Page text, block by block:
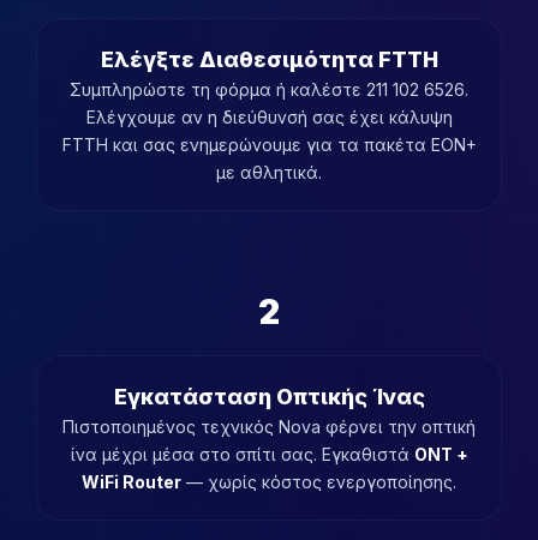
Ελέγξτε Διαθεσιμότητα FTTH
Συμπληρώστε τη φόρμα ή καλέστε 211 102 6526.
Ελέγχουμε αν η διεύθυνσή σας έχει κάλυψη
FTTH και σας ενημερώνουμε για τα πακέτα EON+
με αθλητικά.
2
Εγκατάσταση Οπτικής Ίνας
Πιστοποιημένος τεχνικός Nova φέρνει την οπτική
ίνα μέχρι μέσα στο σπίτι σας. Εγκαθιστά ONT +
WiFi Router — χωρίς κόστος ενεργοποίησης.